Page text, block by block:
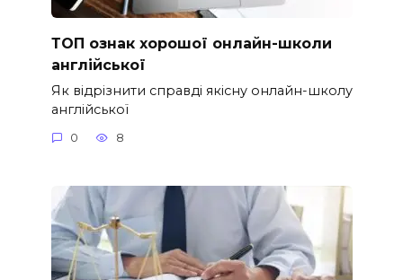
ТОП ознак хорошої онлайн-школи
англійської
Як відрізнити справді якісну онлайн-школу
англійської
0 8